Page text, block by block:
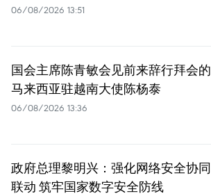
06/08/2026 13:51
国会主席陈青敏会见前来辞行拜会的
马来西亚驻越南大使陈杨泰
06/08/2026 13:36
政府总理黎明兴：强化网络安全协同
联动 筑牢国家数字安全防线